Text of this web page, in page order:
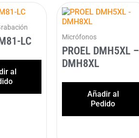
LC
al
Micrófonos
PROEL DMH5XL –
DMH8XL
Añadir al
Pedido